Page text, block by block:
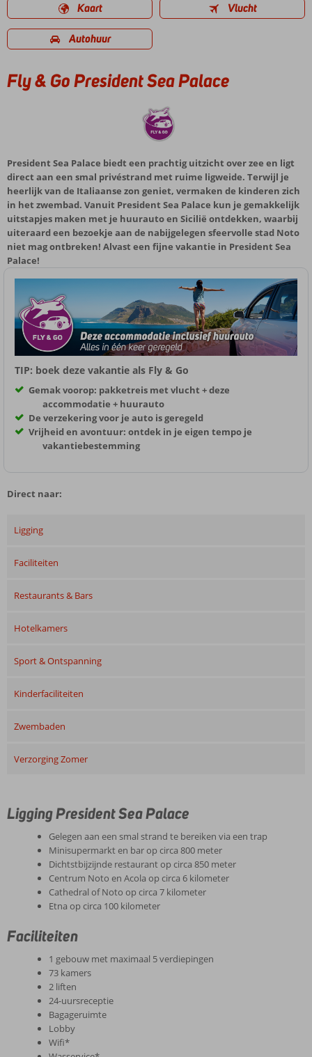
Kaart Vlucht
Autohuur
Fly & Go President Sea Palace
President Sea Palace biedt een prachtig uitzicht over zee en ligt
direct aan een smal privéstrand met ruime ligweide. Terwijl je
heerlijk van de Italiaanse zon geniet, vermaken de kinderen zich
in het zwembad. Vanuit President Sea Palace kun je gemakkelijk
uitstapjes maken met je huurauto en Sicilië ontdekken, waarbij
uiteraard een bezoekje aan de nabijgelegen sfeervolle stad Noto
niet mag ontbreken! Alvast een fijne vakantie in President Sea
Palace!
TIP: boek deze vakantie als Fly & Go
Gemak voorop: pakketreis met vlucht + deze
accommodatie + huurauto
De verzekering voor je auto is geregeld
Vrijheid en avontuur: ontdek in je eigen tempo je
vakantiebestemming
Direct naar:
Ligging
Faciliteiten
Restaurants & Bars
Hotelkamers
Sport & Ontspanning
Kinderfaciliteiten
Zwembaden
Verzorging Zomer
Ligging President Sea Palace
Gelegen aan een smal strand te bereiken via een trap
Minisupermarkt en bar op circa 800 meter
Dichtstbijzijnde restaurant op circa 850 meter
Centrum Noto en Acola op circa 6 kilometer
Cathedral of Noto op circa 7 kilometer
Etna op circa 100 kilometer
Faciliteiten
1 gebouw met maximaal 5 verdiepingen
73 kamers
2 liften
24-uursreceptie
Bagageruimte
Lobby
Wifi*